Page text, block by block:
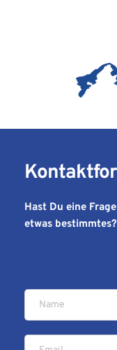
Hast Du eine
etwas